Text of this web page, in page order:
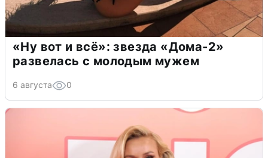
«Ну вот и всё»: звезда «Дома-2»
развелась с молодым мужем
6 августа 0